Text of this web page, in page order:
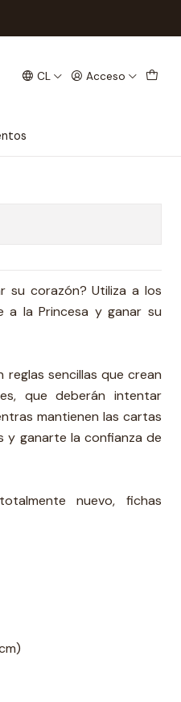
CL Acceso
su corazón? Utiliza a los
a la Princesa y ganar su
sencillas que crean
que deberán intentar
mantienen las cartas
y ganarte la confianza de
nuevo, fichas